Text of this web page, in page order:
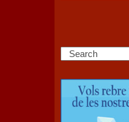
Search